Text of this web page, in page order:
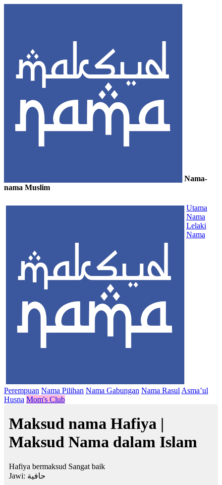
Nama-
nama Muslim
Utama
Nama
Lelaki
Nama
Perempuan Nama Pilihan Nama Gabungan Nama Rasul Asma’ul
Husna Mom's Club
Maksud nama Hafiya |
Maksud Nama dalam Islam
Hafiya bermaksud Sangat baik
Jawi: حافية